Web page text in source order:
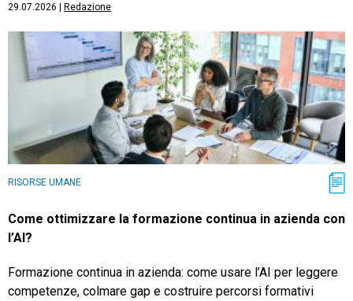
29.07.2026 | Redazione
RISORSE UMANE
Come ottimizzare la formazione continua in azienda con
l’AI?
Formazione continua in azienda: come usare l’AI per leggere
competenze, colmare gap e costruire percorsi formativi